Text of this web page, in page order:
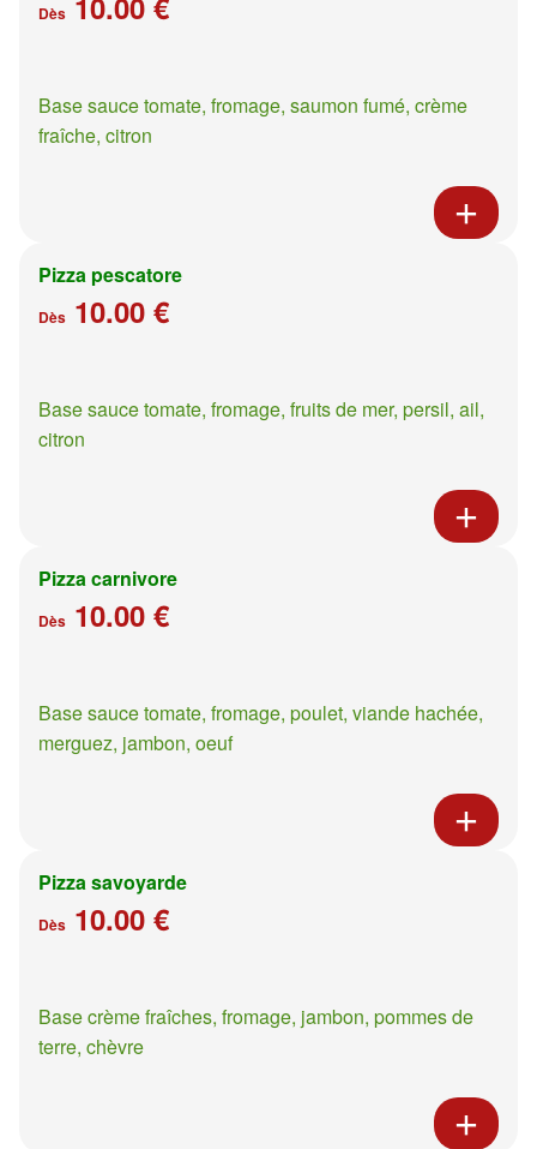
Dès
Base sauce tomate, fromage, saumon fumé, crème
fraîche, citron
Pizza pescatore
Dès 10.00 €
Base sauce tomate, fromage, fruits de mer, persil, ail,
citron
Pizza carnivore
Dès 10.00 €
Base sauce tomate, fromage, poulet, viande hachée,
merguez, jambon, oeuf
Pizza savoyarde
Dès 10.00 €
Base crème fraîches, fromage, jambon, pommes de
terre, chèvre